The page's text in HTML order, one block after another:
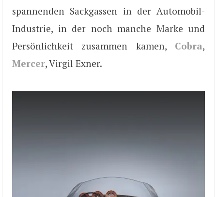
spannenden Sackgassen in der Automobil-
Industrie, in der noch manche Marke und
Persönlichkeit zusammen kamen, Cobra,
Mercer, Virgil Exner.